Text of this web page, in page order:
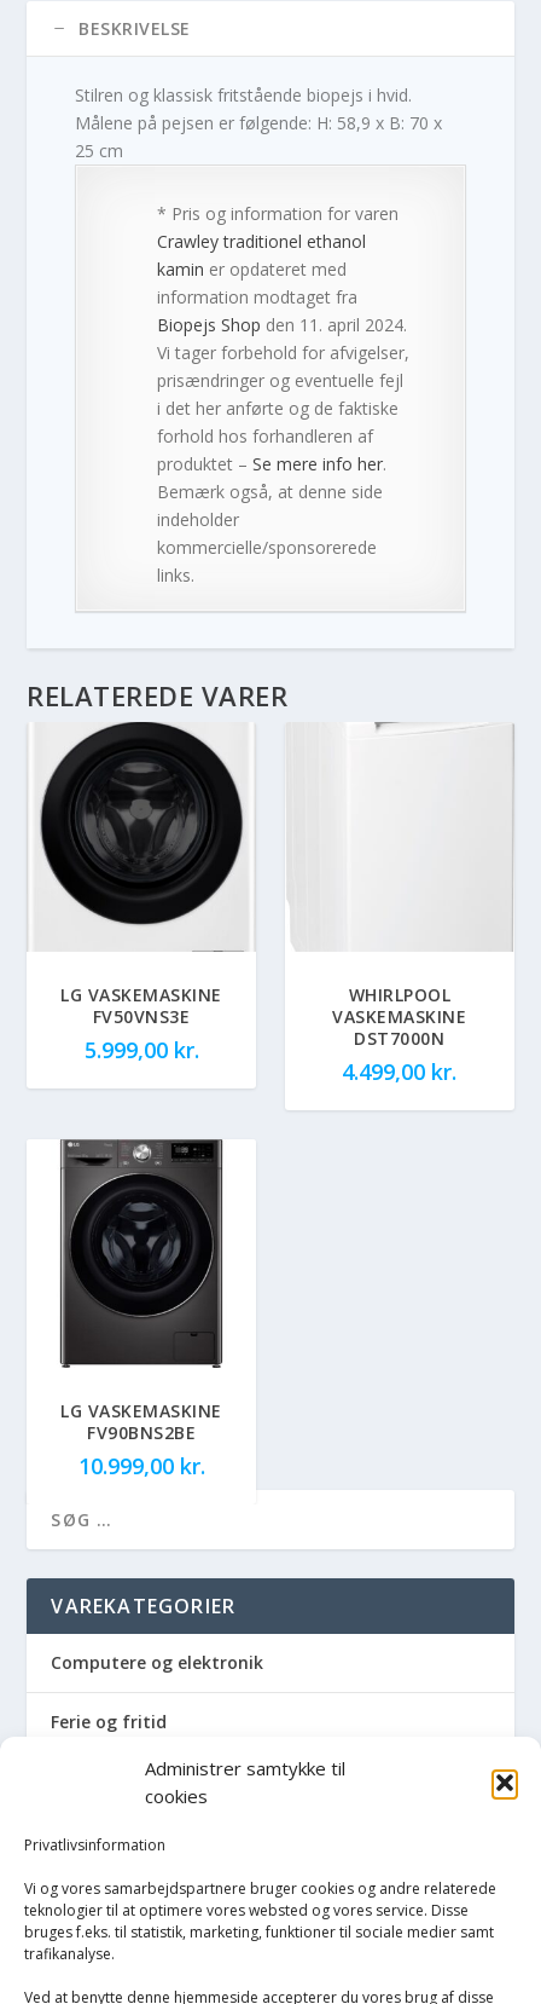
Administrer samtykke til
cookies
Privatlivsinformation
Vi og vores samarbejdspartnere bruger cookies og andre relaterede
teknologier til at optimere vores websted og vores service. Disse
bruges f.eks. til statistik, marketing, funktioner til sociale medier samt
trafikanalyse.
Ved at benytte denne hjemmeside accepterer du vores brug af disse
BESKRIVELSE
Stilren og klassisk fritstående biopejs i hvid.
Målene på pejsen er følgende: H: 58,9 x B: 70 x
25 cm
* Pris og information for varen
Crawley traditionel ethanol
kamin er opdateret med
information modtaget fra
Biopejs Shop den 11. april 2024.
Vi tager forbehold for afvigelser,
prisændringer og eventuelle fejl
i det her anførte og de faktiske
forhold hos forhandleren af
produktet –Se mere info her.
Bemærk også, at denne side
indeholder
kommercielle/sponsorerede
links.
RELATEREDE VARER
LG VASKEMASKINE
FV50VNS3E
5.999,00 kr.
WHIRLPOOL
VASKEMASKINE
DST7000N
4.499,00 kr.
LG VASKEMASKINE
FV90BNS2BE
10.999,00 kr.
VAREKATEGORIER
Computere og elektronik
Ferie og fritid
Hus og have
Havemaskiner
Hvidevarer
Køkken